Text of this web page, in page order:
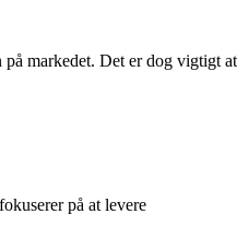
markedet. Det er dog vigtigt at
på at levere